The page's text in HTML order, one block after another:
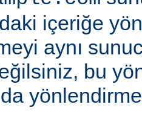
içeriğe
aynı
bu